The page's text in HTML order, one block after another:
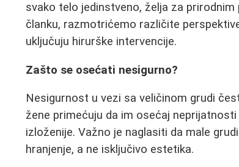
svako telo jedinstveno, želja za
članku, razmotrićemo različite
uključuju hirurške intervencije.
Zašto se osećati nesigurno?
Nesigurnost u vezi sa veličinom grudi
žene primećuju da im osećaj
izloženije. Važno je naglasiti da male
hranjenje, a ne isključivo estetika.